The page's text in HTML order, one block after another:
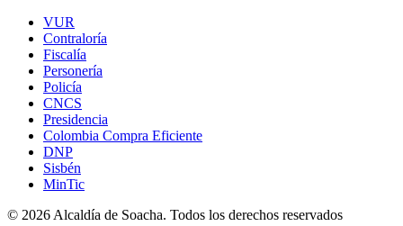
VUR
Contraloría
Fiscalía
Personería
Policía
CNCS
Presidencia
Colombia Compra Eficiente
DNP
Sisbén
MinTic
© 2026 Alcaldía de Soacha. Todos los derechos reservados